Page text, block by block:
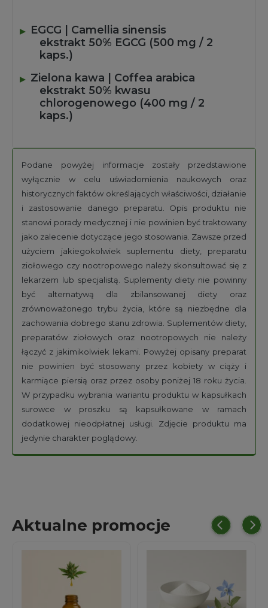
EGCG | Camellia sinensis
ekstrakt 50% EGCG (500 mg / 2
kaps.)
Zielona kawa | Coffea arabica
ekstrakt 50% kwasu
chlorogenowego (400 mg / 2
kaps.)
Podane powyżej informacje zostały przedstawione
wyłącznie w celu uświadomienia naukowych oraz
historycznych faktów określających właściwości, działanie
i zastosowanie danego preparatu. Opis produktu nie
stanowi porady medycznej i nie powinien być traktowany
jako zalecenie dotyczące jego stosowania. Zawsze przed
użyciem jakiegokolwiek suplementu diety, preparatu
ziołowego czy nootropowego należy skonsultować się z
lekarzem lub specjalistą. Suplementy diety nie powinny
być alternatywą dla zbilansowanej diety oraz
zrównoważonego trybu życia, które są niezbędne dla
zachowania dobrego stanu zdrowia. Suplementów diety,
preparatów ziołowych oraz nootropowych nie należy
łączyć z jakimikolwiek lekami. Powyżej opisany preparat
nie powinien być stosowany przez kobiety w ciąży i
karmiące piersią oraz przez osoby poniżej 18 roku życia.
W przypadku wybrania wariantu produktu w kapsułkach
surowce w proszku są kapsułkowane w ramach
dodatkowej nieodpłatnej usługi. Zdjęcie produktu ma
jedynie charakter poglądowy.
Aktualne promocje